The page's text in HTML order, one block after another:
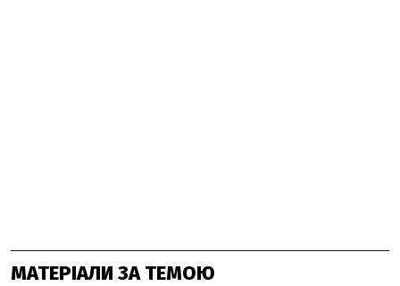
МАТЕРІАЛИ ЗА ТЕМОЮ